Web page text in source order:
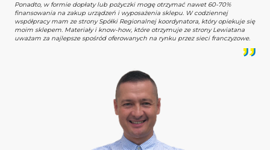
Ponadto, w formie dopłaty lub pożyczki mogę otrzymać nawet 60-70%
finansowania na zakup urządzeń i wyposażenia sklepu. W codziennej
współpracy mam ze strony Spółki Regionalnej koordynatora, który opiekuje się
moim sklepem. Materiały i know-how, które otrzymuje ze strony Lewiatana
uważam za najlepsze spośród oferowanych na rynku przez sieci franczyzowe.